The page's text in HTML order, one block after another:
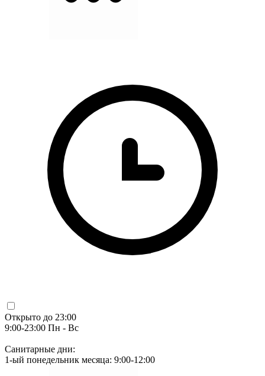
Открыто до 23:00
9:00-23:00 Пн - Вс
Санитарные дни:
1-ый понедельник месяца: 9:00-12:00